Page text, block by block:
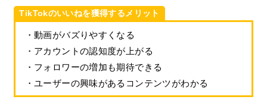
TikTokのいいねを獲得するメリット
・動画がバズりやすくなる
・アカウントの認知度が上がる
・フォロワーの増加も期待できる
・ユーザーの興味があるコンテンツがわかる